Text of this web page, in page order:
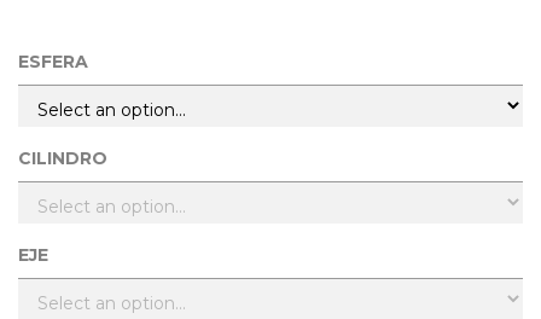
ESFERA
CILINDRO
EJE